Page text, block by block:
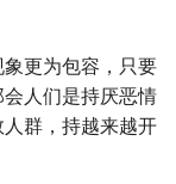
更为包容，只要
人们是持厌恶情
群，持越来越开